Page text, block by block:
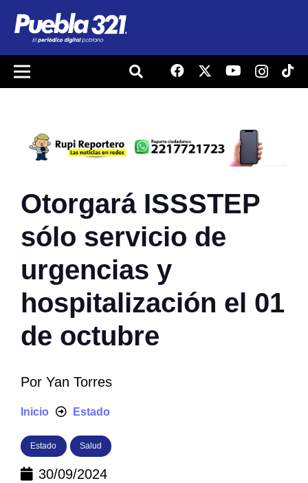
Otorgará ISSSTEP
sólo servicio de
urgencias y
hospitalización el 01
de octubre
Por Yan Torres
Inicio Estado
Estado Salud
30/09/2024